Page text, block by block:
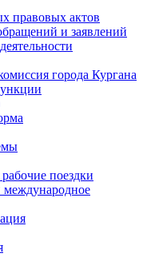
правовых актов
и заявлений
города Кургана
поездки
международное